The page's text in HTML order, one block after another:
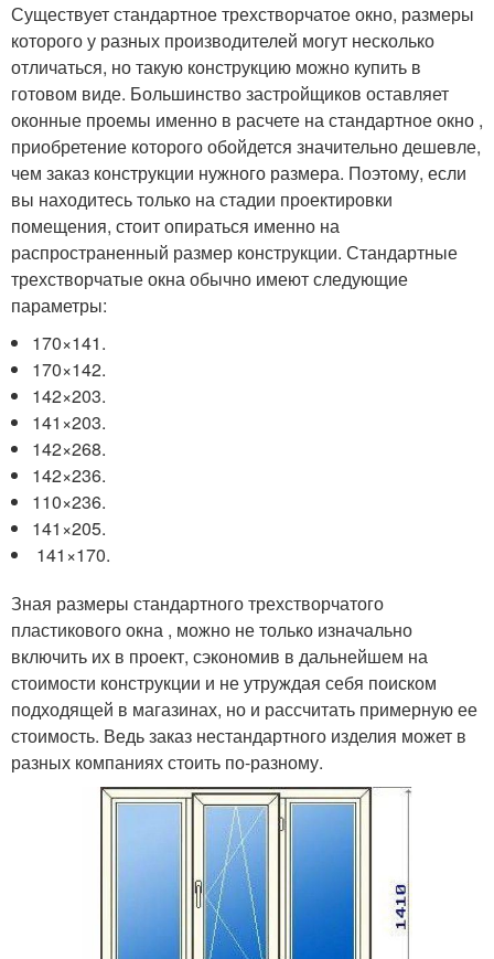
Существует стандартное трехстворчатое окно, размеры
которого у разных производителей могут несколько
отличаться, но такую конструкцию можно купить в
готовом виде. Большинство застройщиков оставляет
оконные проемы именно в расчете на стандартное окно ,
приобретение которого обойдется значительно дешевле,
чем заказ конструкции нужного размера. Поэтому, если
вы находитесь только на стадии проектировки
помещения, стоит опираться именно на
распространенный размер конструкции. Стандартные
трехстворчатые окна обычно имеют следующие
параметры:
170×141.
170×142.
142×203.
141×203.
142×268.
142×236.
110×236.
141×205.
141×170.
Зная размеры стандартного трехстворчатого
пластикового окна , можно не только изначально
включить их в проект, сэкономив в дальнейшем на
стоимости конструкции и не утруждая себя поиском
подходящей в магазинах, но и рассчитать примерную ее
стоимость. Ведь заказ нестандартного изделия может в
разных компаниях стоить по-разному.